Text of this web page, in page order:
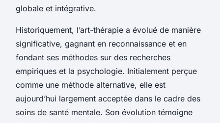
globale et intégrative.
Historiquement, l’art-thérapie a évolué de manière
significative, gagnant en reconnaissance et en
fondant ses méthodes sur des recherches
empiriques et la psychologie. Initialement perçue
comme une méthode alternative, elle est
aujourd’hui largement acceptée dans le cadre des
soins de santé mentale. Son évolution témoigne